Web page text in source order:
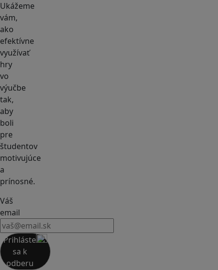
Ukážeme
vám,
ako
efektívne
využívať
hry
vo
výučbe
tak,
aby
boli
pre
študentov
motivujúce
a
prínosné.
Váš
email
Prihláste
sa k
odberu